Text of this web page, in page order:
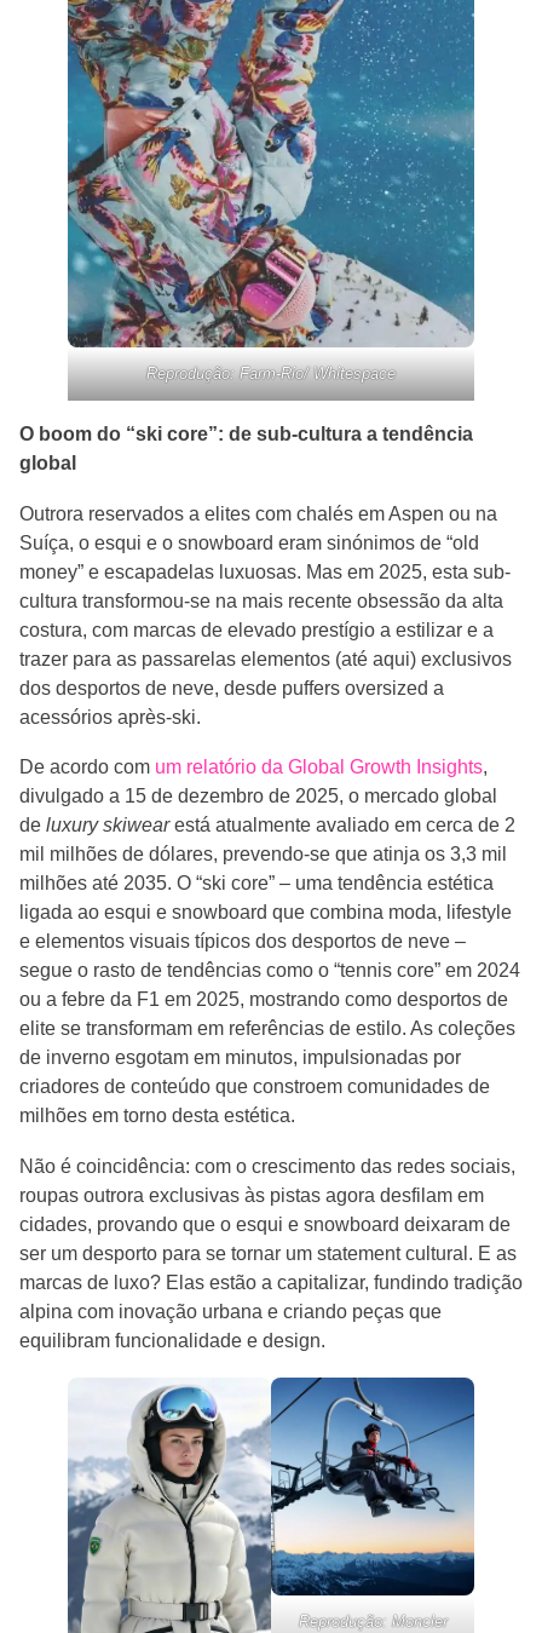
Reprodução: Farm-Rio/ Whitespace
O boom do “ski core”: de sub-cultura a tendência
global
Outrora reservados a elites com chalés em Aspen ou na
Suíça, o esqui e o snowboard eram sinónimos de “old
money” e escapadelas luxuosas. Mas em 2025, esta sub-
cultura transformou-se na mais recente obsessão da alta
costura, com marcas de elevado prestígio a estilizar e a
trazer para as passarelas elementos (até aqui) exclusivos
dos desportos de neve, desde puffers oversized a
acessórios après-ski.
De acordo com um relatório da Global Growth Insights,
divulgado a 15 de dezembro de 2025, o mercado global
de luxury skiwearestá atualmente avaliado em cerca de 2
mil milhões de dólares, prevendo-se que atinja os 3,3 mil
milhões até 2035. O “ski core” – uma tendência estética
ligada ao esqui e snowboard que combina moda, lifestyle
e elementos visuais típicos dos desportos de neve –
segue o rasto de tendências como o “tennis core” em 2024
ou a febre da F1 em 2025, mostrando como desportos de
elite se transformam em referências de estilo. As coleções
de inverno esgotam em minutos, impulsionadas por
criadores de conteúdo que constroem comunidades de
milhões em torno desta estética.
Não é coincidência: com o crescimento das redes sociais,
roupas outrora exclusivas às pistas agora desfilam em
cidades, provando que o esqui e snowboard deixaram de
ser um desporto para se tornar um statement cultural. E as
marcas de luxo? Elas estão a capitalizar, fundindo tradição
alpina com inovação urbana e criando peças que
equilibram funcionalidade e design.
Reprodução: Moncler